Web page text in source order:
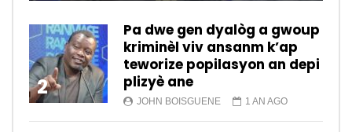
2
Pa dwe gen dyalòg a gwoup
kriminèl viv ansanm k’ap
teworize popilasyon an depi
plizyè ane
JOHN BOISGUENE 1 AN AGO